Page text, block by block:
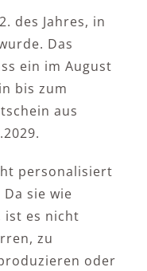
des Jahres, in
Das
ein im August
bis zum
aus
personalisiert
sie wie
ist es nicht
zu
oder